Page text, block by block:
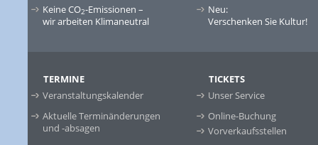
Keine CO2-Emissionen –
wir arbeiten Klimaneutral
Neu:
Verschenken Sie Kultur!
TERMINE
Veranstaltungskalender
Aktuelle Terminänderungen
und -absagen
TICKETS
Unser Service
Online-Buchung
Vorverkaufsstellen